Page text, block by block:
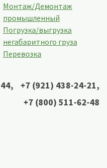
Монтаж/Демонтаж
промышленный
Погрузка/выгрузка
негабаритного груза
Перевозка
, +7 (921) 438-24-21,
+7 (800) 511-62-48